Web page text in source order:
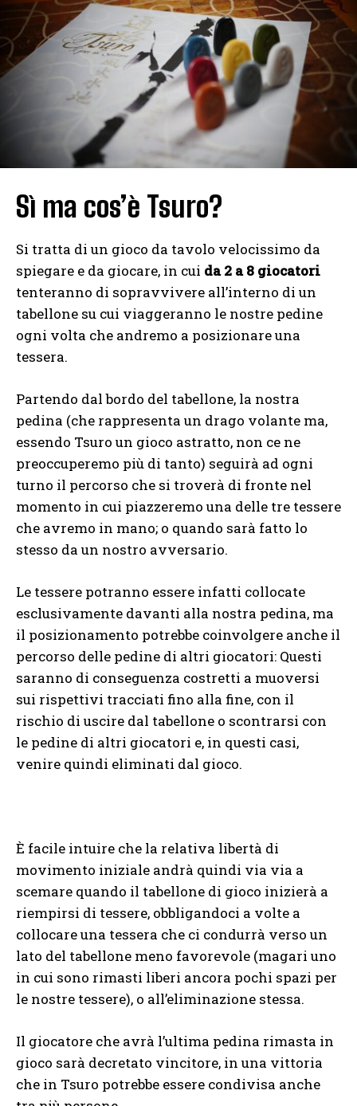
Sì ma cos’è Tsuro?
Si tratta di un gioco da tavolo velocissimo da
spiegare e da giocare, in cui da 2 a 8 giocatori
tenteranno di sopravvivere all’interno di un
tabellone su cui viaggeranno le nostre pedine
ogni volta che andremo a posizionare una
tessera.
Partendo dal bordo del tabellone, la nostra
pedina (che rappresenta un drago volante ma,
essendo Tsuro un gioco astratto, non ce ne
preoccuperemo più di tanto) seguirà ad ogni
turno il percorso che si troverà di fronte nel
momento in cui piazzeremo una delle tre tessere
che avremo in mano; o quando sarà fatto lo
stesso da un nostro avversario.
Le tessere potranno essere infatti collocate
esclusivamente davanti alla nostra pedina, ma
il posizionamento potrebbe coinvolgere anche il
percorso delle pedine di altri giocatori: Questi
saranno di conseguenza costretti a muoversi
sui rispettivi tracciati fino alla fine, con il
rischio di uscire dal tabellone o scontrarsi con
le pedine di altri giocatori e, in questi casi,
venire quindi eliminati dal gioco.
È facile intuire che la relativa libertà di
movimento iniziale andrà quindi via via a
scemare quando il tabellone di gioco inizierà a
riempirsi di tessere, obbligandoci a volte a
collocare una tessera che ci condurrà verso un
lato del tabellone meno favorevole (magari uno
in cui sono rimasti liberi ancora pochi spazi per
le nostre tessere), o all’eliminazione stessa.
Il giocatore che avrà l’ultima pedina rimasta in
gioco sarà decretato vincitore, in una vittoria
che in Tsuro potrebbe essere condivisa anche